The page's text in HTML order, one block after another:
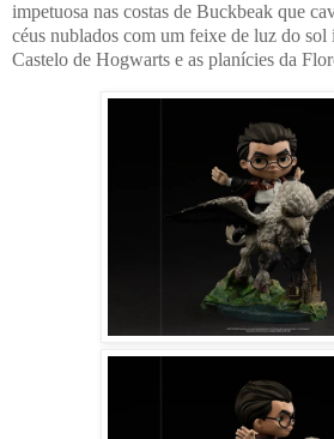
impetuosa nas costas de Buckbeak que
céus nublados com um feixe de luz do
Castelo de Hogwarts e as planícies da